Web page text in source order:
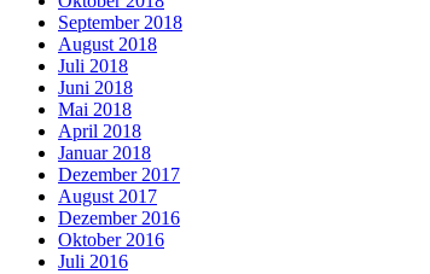
September 2018
August 2018
Juli 2018
Juni 2018
Mai 2018
April 2018
Januar 2018
Dezember 2017
August 2017
Dezember 2016
Oktober 2016
Juli 2016